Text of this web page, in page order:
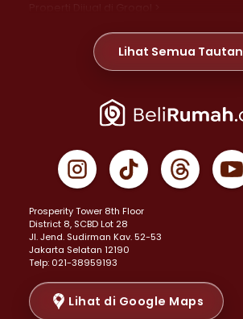
Properti Dijual di Meruya >
Properti Dijual di Jelambar >
Properti Dijual di Jakarta Pusat >
Properti Dijual di Gambir >
Properti Dijual di Johar Baru >
Properti Dijual di Menteng >
Properti Dijual di Senen >
Properti Dijual di Tanah Abang >
Properti Dijual di Cikini >
Properti Dijual di Kramat >
Properti Dijual di Pasar Baru >
Lihat Semua Tautan
Prosperity Tower 8th Floor
District 8, SCBD Lot 28
JI. Jend. Sudirman Kav. 52-53
Jakarta Selatan 12190
Telp: 021-38959193
Lihat di Google Maps